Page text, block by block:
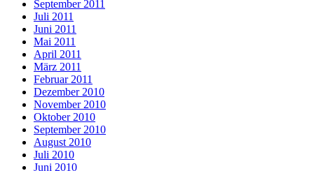
September 2011
Juli 2011
Juni 2011
Mai 2011
April 2011
März 2011
Februar 2011
Dezember 2010
November 2010
Oktober 2010
September 2010
August 2010
Juli 2010
Juni 2010